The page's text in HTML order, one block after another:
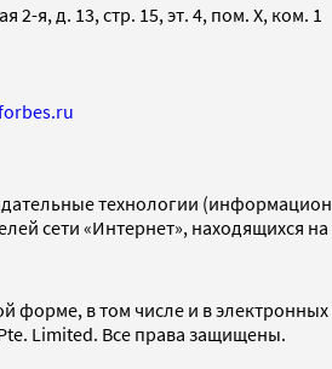
2-я, д. 13, стр. 15, эт. 4, пом. X, ком. 1
технологии
сети «Интернет», находящихся
форме, в том числе и в
Limited. Все права защищены.